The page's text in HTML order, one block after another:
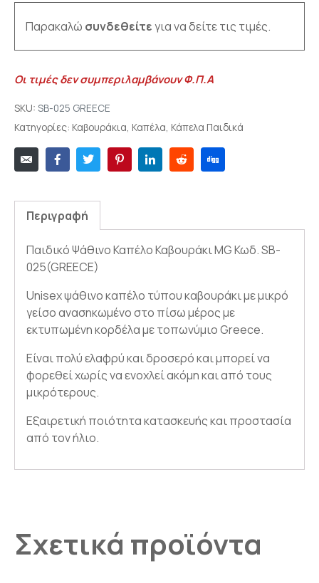
Παρακαλώ συνδεθείτεγια να δείτε τις τιμές.
Οι τιμές δεν συμπεριλαμβάνουν Φ.Π.Α
SKU: SB-025 GREECE
Κατηγορίες: Καβουράκια, Καπέλα, Κάπελα Παιδικά
Περιγραφή
Παιδικό Ψάθινο Καπέλο Καβουράκι MG Κωδ. SB-
025(GREECE)
Unisex ψάθινο καπέλο τύπου καβουράκι με μικρό
γείσο ανασηκωμένο στο πίσω μέρος με
εκτυπωμένη κορδέλα με τοπωνύμιο Greece.
Είναι πολύ ελαφρύ και δροσερό και μπορεί να
φορεθεί χωρίς να ενοχλεί ακόμη και από τους
μικρότερους.
Εξαιρετική ποιότητα κατασκευής και προστασία
από τον ήλιο.
Σχετικά προϊόντα